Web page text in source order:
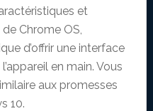
et
Chrome OS,
d’offrir une interface
en main. Vous
aux promesses
10.